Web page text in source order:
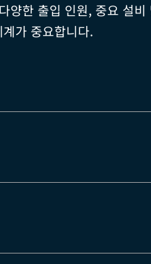
양한 출입 인원, 중요 설
가 중요합니다.